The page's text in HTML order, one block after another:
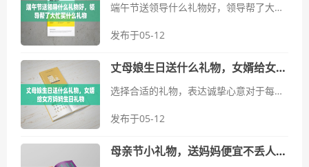
端午节送领导什么礼物好，领导帮了大忙买什么礼物在端午节来临之际，选择一份合适的礼物送给领导，不仅是一种表达感激之情的方式，也是一种文化传统的延续。领导在工作中给予了帮助，是值得我们特别关注和感谢的对象。那么...
发布于05-12
丈母娘生日送什么礼物，女婿给女方妈妈生日礼物
选择合适的礼物，表达诚挚心意对于每个女婿来说，丈母娘的生日是一个特别的时刻，不仅仅是为了礼物本身，更是一种对妻子家庭的尊重和关怀的体现。选择合适的礼物显得尤为重要。首先要考虑丈母娘的喜好和生活习惯，可以从她...
发布于05-12
母亲节小礼物，送妈妈便宜不丢人的礼物